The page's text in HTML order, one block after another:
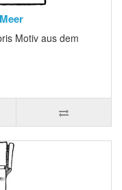
Motiv aus dem